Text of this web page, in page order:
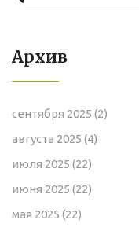
Архив
сентября 2025 (2)
августа 2025 (4)
июля 2025 (22)
июня 2025 (22)
мая 2025 (22)